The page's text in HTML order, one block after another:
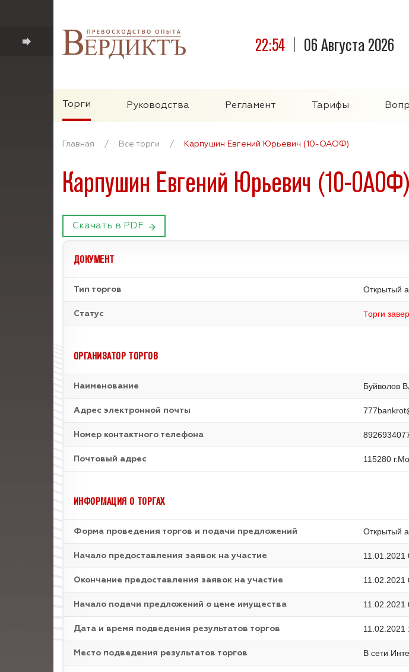
22:55 06 Августа 2026
Торги Руководства Регламент Тарифы
Главная / Все торги / Карпушин Евгений Юрьевич (10-ОАОФ)
Карпушин Евгений Юрьевич (10-ОАОФ)
Скачать в PDF
ДОКУМЕНТ
Тип торгов Открытый
Статус Торги
ОРГАНИЗАТОР ТОРГОВ
Наименование Буйволов
Адрес электронной почты
Номер контактного телефона
Почтовый адрес 115280
ИНФОРМАЦИЯ О ТОРГАХ
Форма проведения торгов и подачи предложений Открытый
Начало предоставления заявок на участие 11.01.2021
Окончание предоставления заявок на участие 11.02.2021
Начало подачи предложений о цене имущества 11.02.2021
Дата и время подведения результатов торгов 11.02.2021
Место подведения результатов торгов В сети